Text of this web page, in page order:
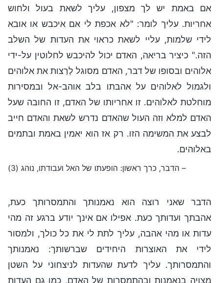
אם באמת יש לך מצפון, עליך לשאת בעול ולחוש
אחריות. עליך לומר: "לא אכפת לי אם איכבש או אובא
לידי שלמות, עליי לשאת כראוי את העדות של השלב
הזה." כיציר בריאה, האדם יכול להיכבש לחלוטין על-ידי
אלוהים ובסופו של דבר, האדם מסוגל לְרַצות את אלוהים
ולגמול לאלוהים על אהבתו בלב אוהב-אל ובמסירות
מוחלטת לאלוהים. זו אחריותו של האדם, זו החובה שעל
האדם למלא וזה העול שהאדם נדרש לשאת והאדם חייב
לבצע את המשימה הזו. רק אז הוא יאמין באמת ובתמים
באלוהים.
– הדבר, כרך ראשון: הופעתו של האל ועבודתו, נוהג (3)
הדבר שאני רוצה הוא נאמנותך והתמסרותך כעת,
אהבתך ועדותך כעת. אפילו אם אינך יודע ברגע זה מהי
עדות או מהי אהבה, עליך לתת לי את כל כולך, ולמסור
לידי את האוצרות היחידים שברשותך: נאמנותך
והתמסרותך. עליך לדעת שהעדות לניצחוני על השטן
מצויה בנאמנות ובהתמסרות של האדם, כמו גם העדות